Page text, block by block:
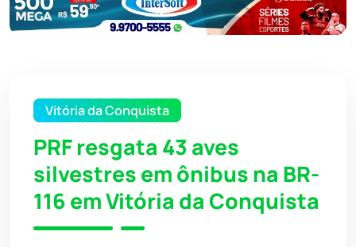
Vitória da Conquista
PRF resgata 43 aves
silvestres em ônibus na BR-
116 em Vitória da Conquista